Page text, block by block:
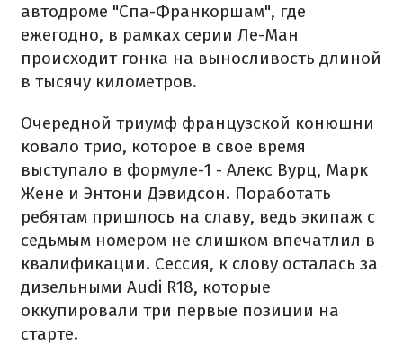
автодроме "Спа-Франкоршам", где
ежегодно, в рамках серии Ле-Ман
происходит гонка на выносливость длиной
в тысячу километров.
Очередной триумф французской конюшни
ковало трио, которое в свое время
выступало в формуле-1 - Алекс Вурц, Марк
Жене и Энтони Дэвидсон. Поработать
ребятам пришлось на славу, ведь экипаж с
седьмым номером не слишком впечатлил в
квалификации. Сессия, к слову осталась за
дизельными Audi R18, которые
оккупировали три первые позиции на
старте.